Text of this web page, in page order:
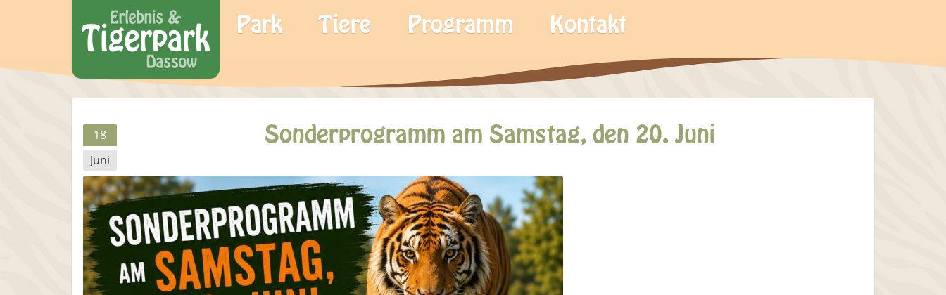
Park Tiere Programm Kontakt
18
Juni
Sonderprogramm am Samstag, den 20. Juni